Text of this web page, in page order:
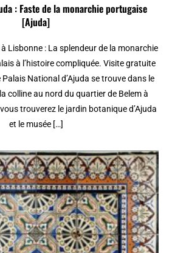
: Faste de la monarchie portugaise
[Ajuda]
Lisbonne : La splendeur de la monarchie
à l’histoire compliquée. Visite gratuite
National d’Ajuda se trouve dans le
colline au nord du quartier de Belem à
trouverez le jardin botanique d’Ajuda
et le musée […]